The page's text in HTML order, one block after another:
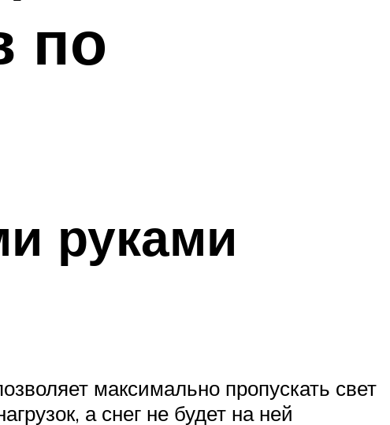
по
руками
максимально пропускать свет
а снег не будет на ней